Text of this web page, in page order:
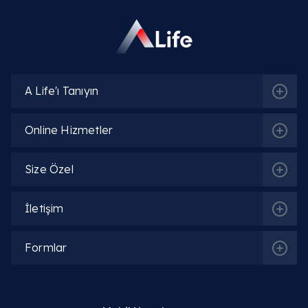
Jinekomasti sporla geçer mi?
Ergenlikte jinekomasti normal midir?
Hangi ilaçlar jinekomastiye neden olur?
Jinekomasti ameliyatı (tedavisi) nasıl yapılır?
A Life'ı Tanıyın
Online Hizmetler
Size Özel
İletişim
Formlar